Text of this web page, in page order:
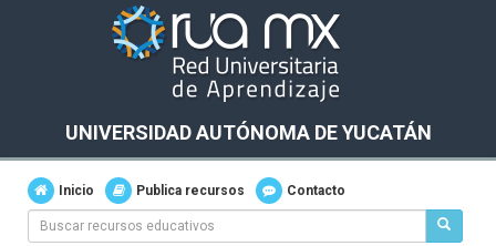
UNIVERSIDAD AUTÓNOMA DE YUCATÁN
Inicio Publica recursos Contacto